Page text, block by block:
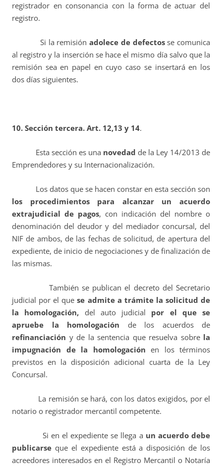
registrador en consonancia con la forma de actuar del
registro.
Si la remisiónadolece de defectosse comunica
al registro y la inserción se hace el mismo día salvo que la
remisión sea en papel en cuyo caso se insertará en los
dos días siguientes.
10. Sección tercera. Art. 12,13 y 14.
Esta sección es una novedad de la Ley 14/2013 de
Emprendedores y su Internacionalización.
Los datos que se hacen constar en esta sección son
los procedimientos para alcanzar un acuerdo
extrajudicial de pagos, con indicación del nombre o
denominación del deudor y del mediador concursal, del
NIF de ambos, de las fechas de solicitud, de apertura del
expediente, de inicio de negociaciones y de finalización de
las mismas.
También se publican el decreto del Secretario
judicial por el quese admite a trámite la solicitud de
la homologación, del auto judicial por el que se
apruebe la homologación de los acuerdos de
refinanciación y de la sentencia que resuelva sobre la
impugnación de la homologación en los términos
previstos en la disposición adicional cuarta de la Ley
Concursal.
La remisión se hará, con los datos exigidos, por el
notario o registrador mercantil competente.
Si en el expediente se llega a un acuerdo debe
publicarse que el expediente está a disposición de los
acreedores interesados en el Registro Mercantil o Notaría